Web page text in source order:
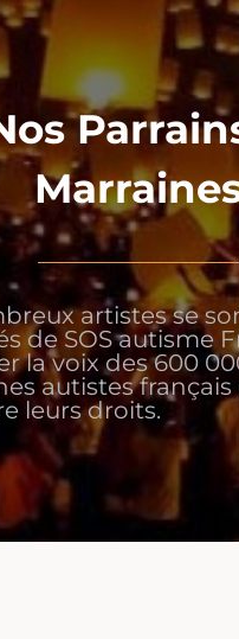
artistes se
de SOS autisme
la voix des 600
autistes français
leurs droits.